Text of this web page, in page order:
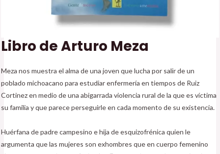
Libro de Arturo Meza
Meza nos muestra el alma de una joven que lucha por salir de un
poblado michoacano para estudiar enfermería en tiempos de Ruiz
Cortinez en medio de una abigarrada violencia rural de la que es víctima
su familia y que parece perseguirle en cada momento de su existencia.
Huérfana de padre campesino e hija de esquizofrénica quien le
argumenta que las mujeres son exhombres que en cuerpo femenino